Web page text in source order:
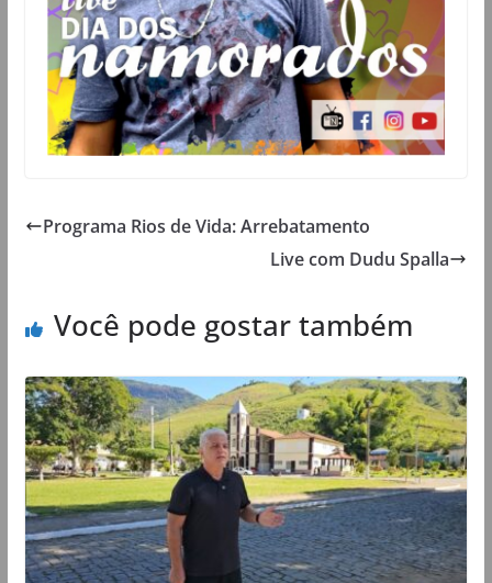
Programa Rios de Vida: Arrebatamento
Live com Dudu Spalla
Você pode gostar também